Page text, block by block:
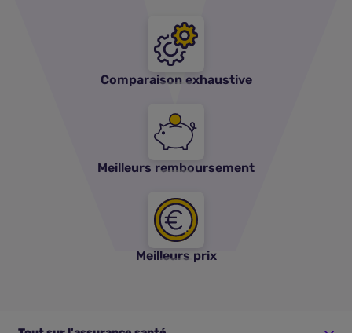
Comparaison exhaustive
Meilleurs remboursement
Meilleurs prix